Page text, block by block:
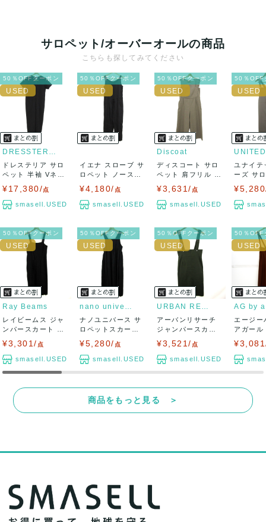
サロペット/オーバーオールの商品
こちらも探してみてください
50％OFFクーポン
DRESSTERIOR
ドレステリア サロ
ペット 半袖 Vネッ
¥17,380/点
smasell.USED
50％OFFクーポン
イエナ スローブ サ
ロペット ノースリ
¥4,180/ 点
smasell.USED
50％OFFクーポン
Discoat
ディスコート サロ
ペット 肩フリル ア
¥3,631/ 点
smasell.USED
50％OFF
ユナイテ
ーズ サ
50％OFFクーポン
Ray Beams
レイビームス ジャ
ンパースカート サ
¥3,301/ 点
smasell.USED
50％OFFクーポン
ナノユニバース サ
ロペットスカート
¥5,280/ 点
smasell.USED
50％OFFクーポン
アーバンリサーチ
ジャンパースカー
¥3,521/ 点
smasell.USED
50％OFF
エージー
アガール
商品をもっと見る ＞